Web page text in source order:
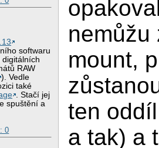
softwaru
RAW
). Vedle
také
. Stačí jej
spuštění a
0
nemůžu
mount,
ten
a tak) a